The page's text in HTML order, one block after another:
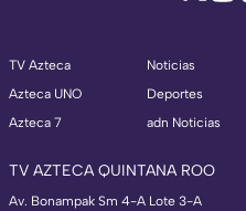
TV Azteca
Azteca UNO
Azteca 7
Noticias
Deportes
adn Noticias
TV AZTECA QUINTANA ROO
Av. Bonampak Sm 4-A Lote 3-A